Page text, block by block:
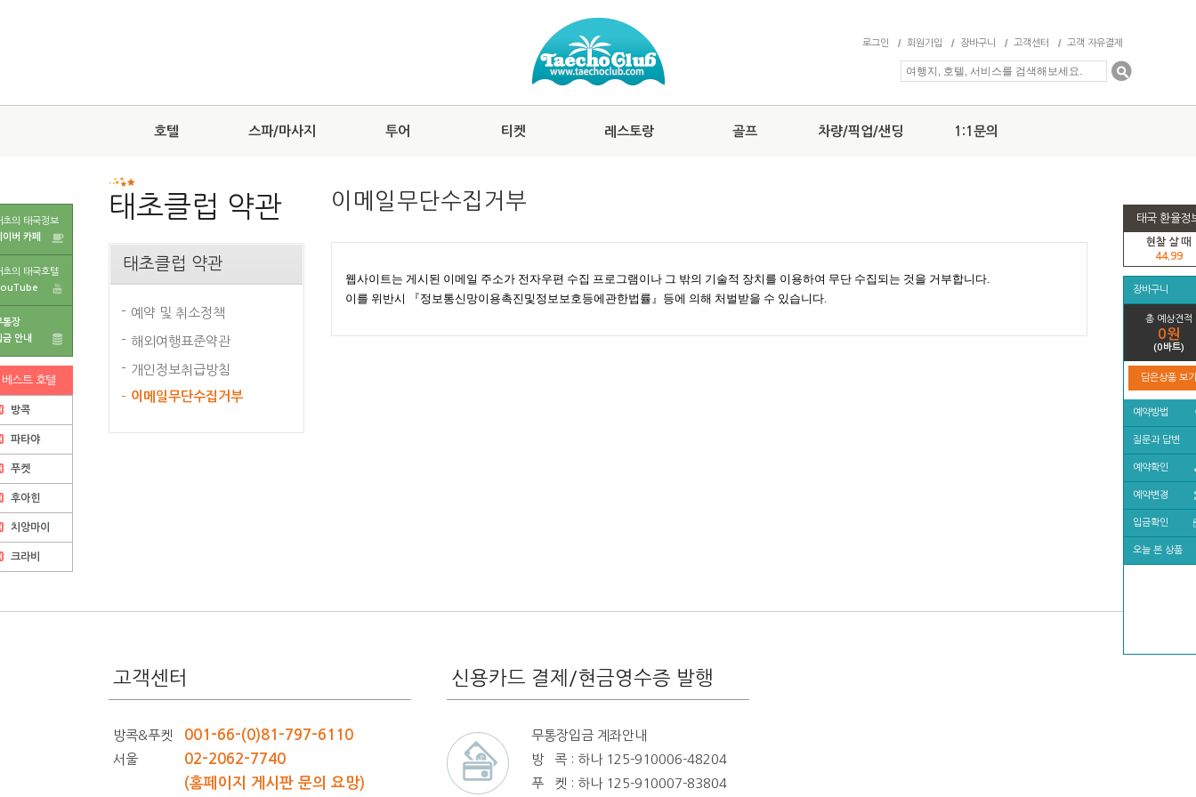
태국 환율정
현찰 살 때
44.99
장바구니
총 예상견적
0원
(0바트)
담은상품 보기
예약방법
질문과 답변
예약확인
예약변경
입금확인
오늘 본 상품
초의 태국정보
이버 카페
초의 태국호텔
통장
금 안내
베스트 호텔
방콕
파타야
푸켓
후아힌
치앙마이
크라비
로그인 회원가입 장바구니 고객센터 고객 자유결제
호텔 스파/마사지 투어 티켓 레스토랑 골프 차량/픽업/샌딩 1:1문의
태초클럽 약관
태초클럽 약관
예약 및 취소정책
해외여행표준약관
개인정보취급방침
이메일무단수집거부
이메일무단수집거부
웹사이트는 게시된 이메일 주소가 전자우편 수집 프로그램이나 그 밖의 기술적 장치를 이용하여 무단 수집되는 것을 거부합니다.
이를 위반시 『정보통신망이용촉진및정보보호등에관한법률』등에 의해 처벌받을 수 있습니다.
고객센터
방콕&푸켓 001-66-(0)81-797-6110
서울
02-2062-7740
(홈페이지 게시판 문의 요망)
신용카드 결제/현금영수증 발행
무통장입금 계좌안내
방 콕 : 하나 125-910006-48204
푸 켓 : 하나 125-910007-83804